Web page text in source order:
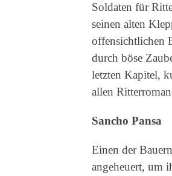
Soldaten für
seinen alten
offensichtlichen
durch böse
letzten Kapitel,
allen
Sancho Pansa
Einen der
angeheuert, um